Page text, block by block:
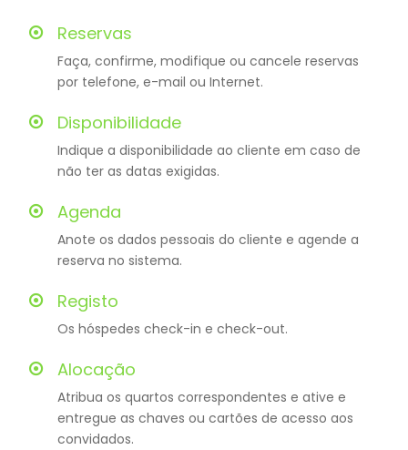
Reservas
Faça, confirme, modifique ou cancele reservas
por telefone, e-mail ou Internet.
Disponibilidade
Indique a disponibilidade ao cliente em caso de
não ter as datas exigidas.
Agenda
Anote os dados pessoais do cliente e agende a
reserva no sistema.
Registo
Os hóspedes check-in e check-out.
Alocação
Atribua os quartos correspondentes e ative e
entregue as chaves ou cartões de acesso aos
convidados.